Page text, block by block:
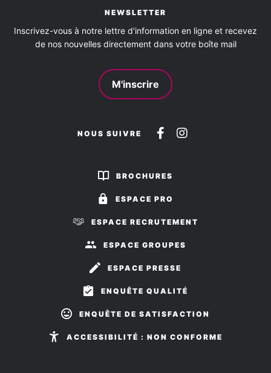
NEWSLETTER
Inscrivez-vous à notre lettre d'information en ligne et recevez
de nos nouvelles directement dans votre boîte mail
M'inscrire
NOUS SUIVRE
Suivez-
sur
Suivez-
BROCHURES
ESPACE PRO
ESPACE RECRUTEMENT
ESPACE GROUPES
ESPACE PRESSE
ENQUÊTE QUALITÉ
ENQUÊTE DE SATISFACTION
ACCESSIBILITÉ : NON CONFORME